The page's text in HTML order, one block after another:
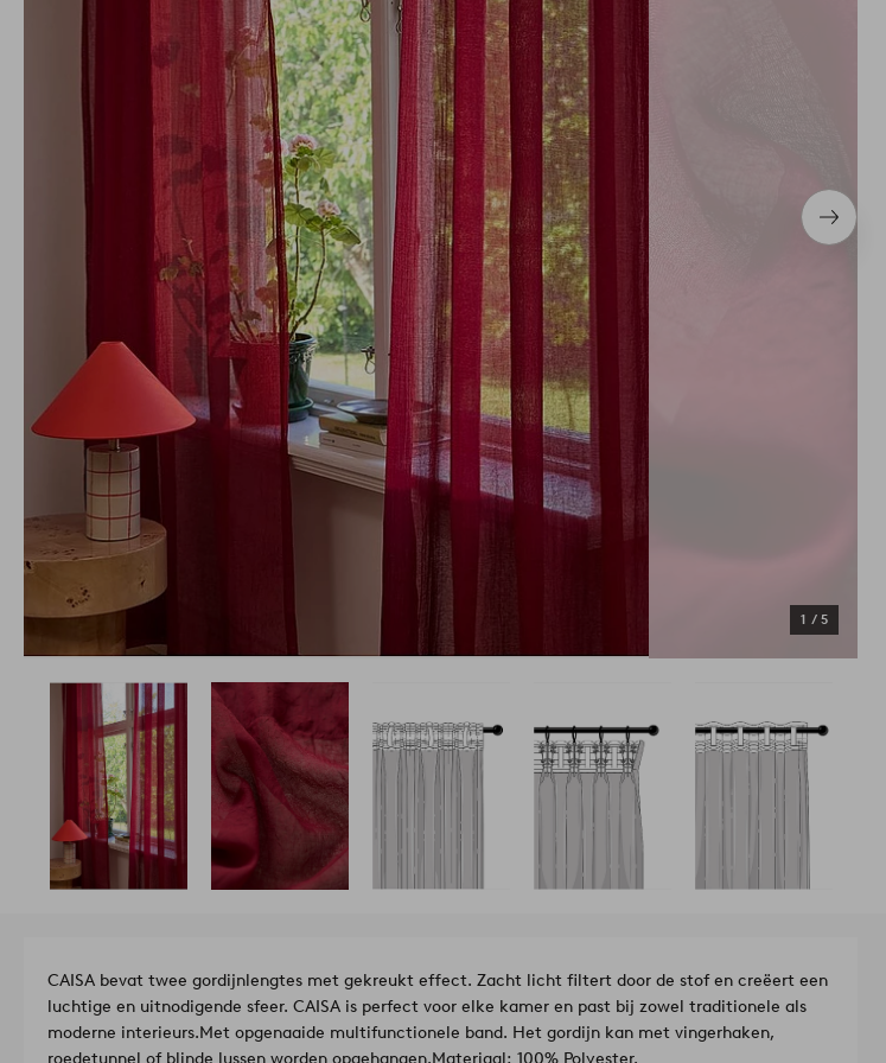
Volgend
item
1 / 5
CAISA bevat twee gordijnlengtes met gekreukt effect. Zacht licht filtert door de stof en creëert een
luchtige en uitnodigende sfeer. CAISA is perfect voor elke kamer en past bij zowel traditionele als
moderne interieurs.Met opgenaaide multifunctionele band. Het gordijn kan met vingerhaken,
roedetunnel of blinde lussen worden opgehangen.
Materiaal: 100% Polyester.